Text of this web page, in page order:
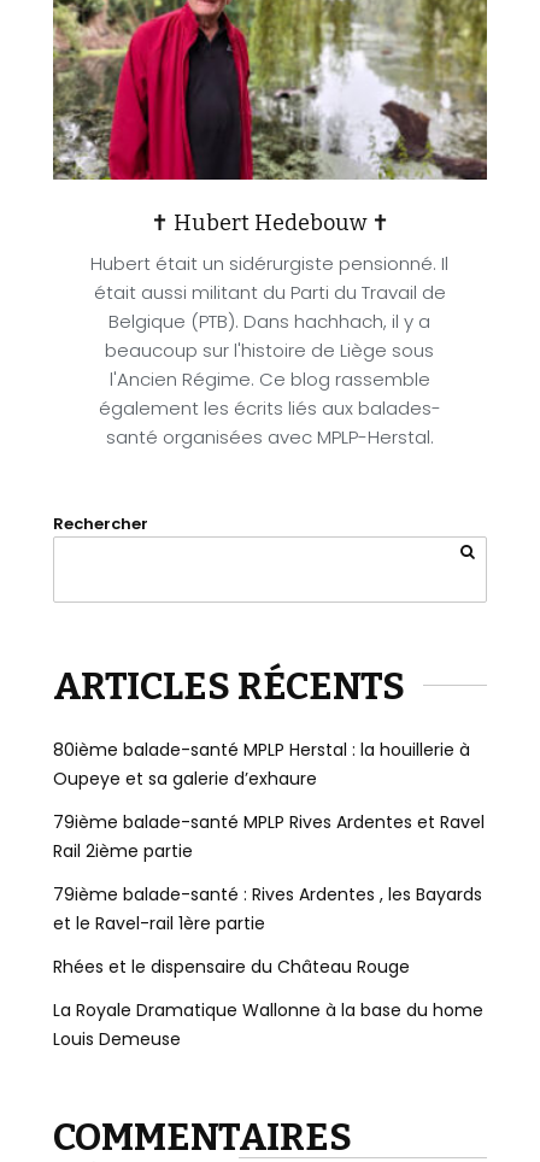
✝ Hubert Hedebouw ✝
Hubert était un sidérurgiste pensionné. Il
était aussi militant du Parti du Travail de
Belgique (PTB). Dans hachhach, il y a
beaucoup sur l'histoire de Liège sous
l'Ancien Régime. Ce blog rassemble
également les écrits liés aux balades-
santé organisées avec MPLP-Herstal.
Rechercher
ARTICLES RÉCENTS
80ième balade-santé MPLP Herstal : la houillerie à
Oupeye et sa galerie d’exhaure
79ième balade-santé MPLP Rives Ardentes et Ravel
Rail 2ième partie
79ième balade-santé : Rives Ardentes , les Bayards
et le Ravel-rail 1ère partie
Rhées et le dispensaire du Château Rouge
La Royale Dramatique Wallonne à la base du home
Louis Demeuse
COMMENTAIRES